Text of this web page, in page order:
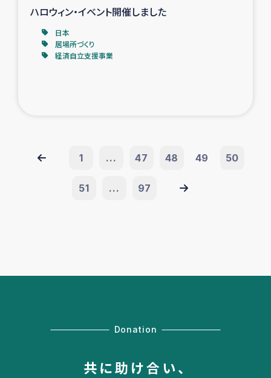
ハロウィン・イベント開催しました
日本
居場所づくり
経済自立支援事業
1 ... 47 48 49 50
51 ... 97
Donation
共に助け合い、